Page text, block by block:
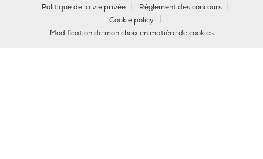
Politique de la vie privée
Règlement des concours
Cookie policy
Modification de mon choix en matière de cookies